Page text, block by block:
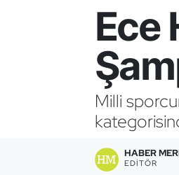
Ece
Milli
HABER
EDITÖR
Bocce Bowling Dart